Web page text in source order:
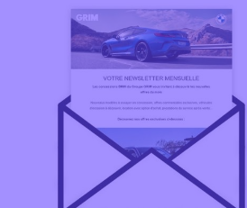
CONFIGURATEUR BMW
VÉHICULES D’OCCASION
FINANCEMENT BMW